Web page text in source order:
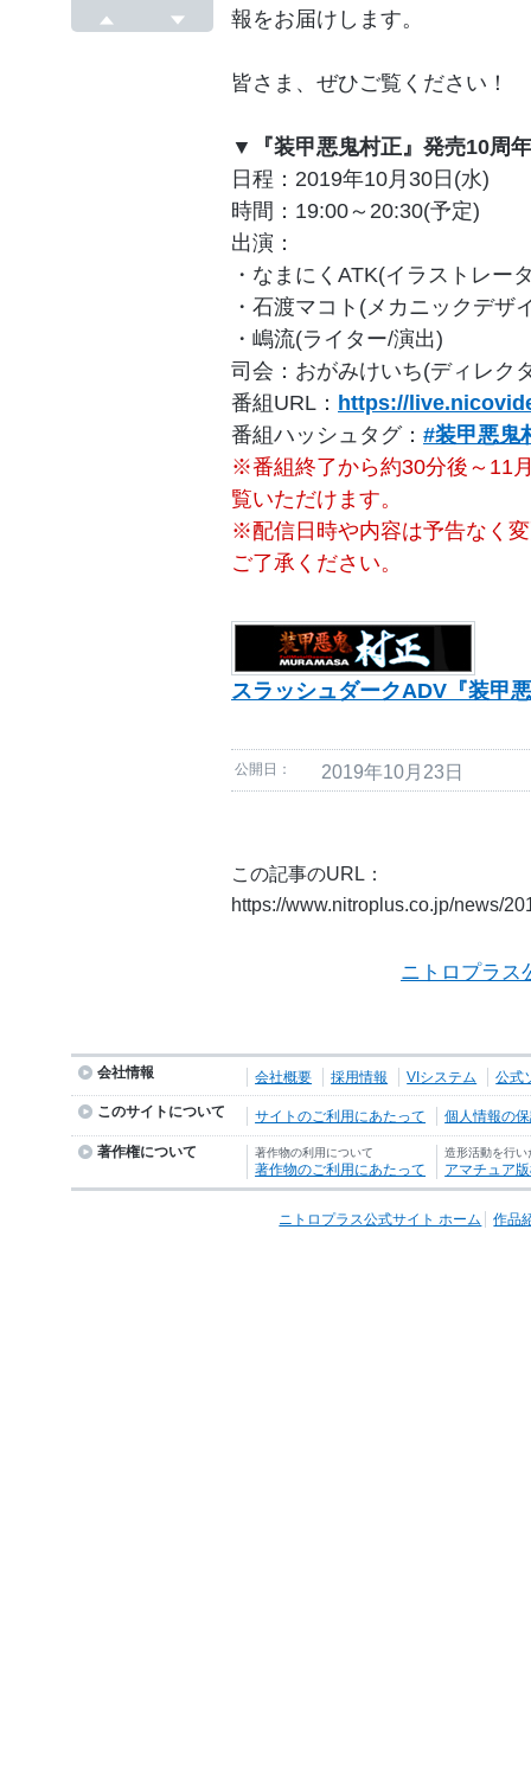
報をお届けします。
皆さま、ぜひご覧ください！
▼『装甲悪鬼村正』発売10周
日程：2019年10月30日(水)
時間：19:00～20:30(予定)
出演：
・なまにくATK(イラストレー
・石渡マコト(メカニックデザ
・嶋流(ライター/演出)
司会：おがみけいち(ディレク
番組URL： https://
番組ハッシュタグ： #装甲悪鬼
※番組終了から約30分後～11
覧いただけます。
※配信日時や内容は予告なく
ご了承ください。
スラッシュダークADV『装甲
公開日： 2019年10月23日
この記事のURL：
https://www.nitroplus.co.jp/news/
ニトロプラス
会社情報 会社概要 採用情報 VIシステム 公式
このサイトについて サイトのご利用にあたって 個人情報の
著作権について 著作物の利用について
著作物のご利用にあたって
造形活動を行い
アマチュア
ニトロプラス公式サイト ホーム 作品